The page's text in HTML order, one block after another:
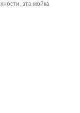
эта мойка